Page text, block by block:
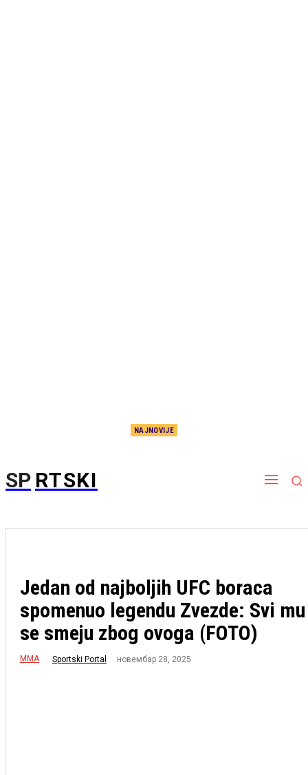
NAJNOVIJE
SP RTSKI
Jedan od najboljih UFC boraca
spomenuo legendu Zvezde: Svi mu
se smeju zbog ovoga (FOTO)
MMA Sportski Portal новембар 28, 2025